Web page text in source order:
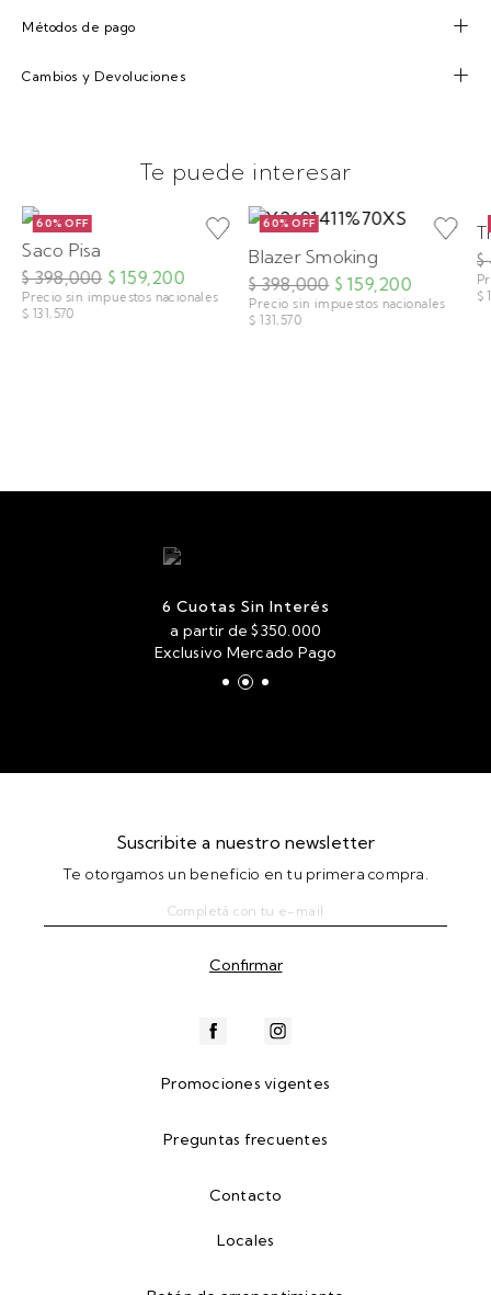
Métodos de pago
Cambios y Devoluciones
Te puede interesar
60% OFF
Saco Pisa
$ 398,000 $ 159,200
Precio sin impuestos nacionales
$ 131,570
60% OFF
Blazer Smoking
$ 398,000 $ 159,200
Precio sin impuestos nacionales
$ 131,570
$
$
6 Cuotas Sin Interés
a partir de $350.000
Exclusivo Mercado Pago
Suscribite a nuestro newsletter
Te otorgamos un beneficio en tu primera compra.
Promociones vigentes
Preguntas frecuentes
Contacto
Locales